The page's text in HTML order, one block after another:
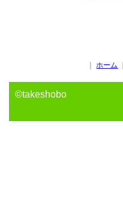
｜ホーム
©takeshobo